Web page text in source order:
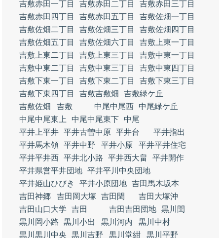
吉敷赤田一丁目 吉敷赤田二丁目
吉敷赤田三丁目
吉敷赤田四丁目
吉敷赤田五丁目
吉敷佐畑一丁目
吉敷佐畑二丁目
吉敷佐畑三丁目
吉敷佐畑四丁目
吉敷佐畑五丁目
吉敷佐畑六丁目
吉敷上東一丁目
吉敷上東二丁目
吉敷上東三丁目
吉敷中東一丁目
吉敷中東二丁目
吉敷中東三丁目
吉敷中東四丁目
吉敷下東一丁目
吉敷下東二丁目
吉敷下東三丁目
吉敷下東四丁目
吉敷吉敷畑
吉敷緑ケ丘
吉敷佐畑
吉敷 中尾中尾西
中尾緑ケ丘
中尾中尾東上
中尾中尾東下
中尾
平井上平井 平井古曽中原 平井台
平井指出
平井馬木領 平井中野 平井小原
平井平井住宅
平井平井西 平井北小路 平井西大畠
平井開作
平井県営平井団地 平井平川中央団地
平井姫山ひびき
平井小原団地 吉田馬木坂本
吉田神郷
吉田岡大塚 吉田閏
吉田大塚沖
吉田山口大学
吉田 吉田吉田団地 黒川閏
黒川岡小路
黒川小出 黒川河内
黒川中村
黒川黒川中央
黒川吉野 黒川堂紺
黒川平野